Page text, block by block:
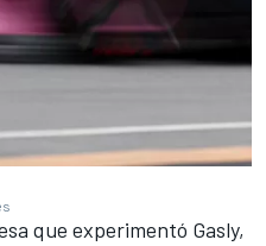
que experimentó Gasly,